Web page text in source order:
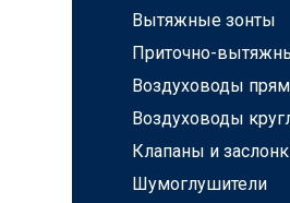
Вытяжные зонты
Приточно-
Воздуховоды
Воздуховоды
Клапаны и
Шумоглушители